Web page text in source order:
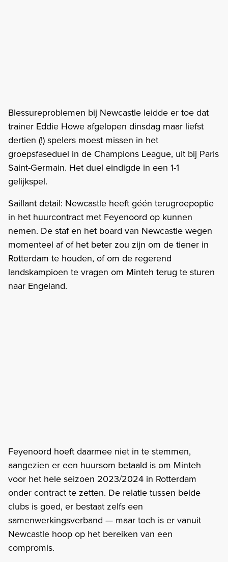
Blessureproblemen bij Newcastle leidde er toe dat
trainer Eddie Howe afgelopen dinsdag maar liefst
dertien (!) spelers moest missen in het
groepsfaseduel in de Champions League, uit bij Paris
Saint-Germain. Het duel eindigde in een 1-1
gelijkspel.
Saillant detail: Newcastle heeft géén terugroepoptie
in het huurcontract met Feyenoord op kunnen
nemen. De staf en het board van Newcastle wegen
momenteel af of het beter zou zijn om de tiener in
Rotterdam te houden, of om de regerend
landskampioen te vragen om Minteh terug te sturen
naar Engeland.
Feyenoord hoeft daarmee niet in te stemmen,
aangezien er een huursom betaald is om Minteh
voor het hele seizoen 2023/2024 in Rotterdam
onder contract te zetten. De relatie tussen beide
clubs is goed, er bestaat zelfs een
samenwerkingsverband — maar toch is er vanuit
Newcastle hoop op het bereiken van een
compromis.